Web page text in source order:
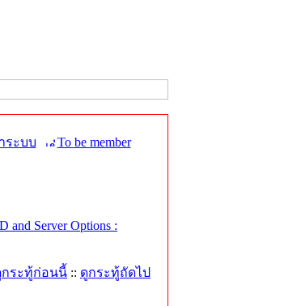
ระบบ To be member
and Server Options :
กระทู้ก่อนนี้ :: ดูกระทู้ถัดไป